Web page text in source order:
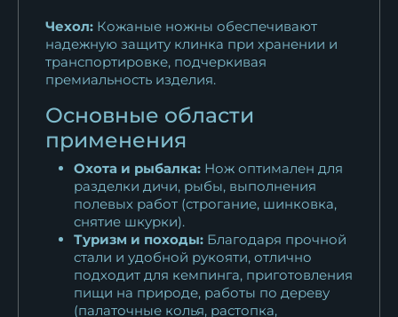
Чехол: Кожаные ножны обеспечивают
надежную защиту клинка при хранении и
транспортировке, подчеркивая
премиальность изделия.
Основные области
применения
Охота и рыбалка: Нож оптимален для
разделки дичи, рыбы, выполнения
полевых работ (строгание, шинковка,
снятие шкурки).
Туризм и походы: Благодаря прочной
стали и удобной рукояти, отлично
подходит для кемпинга, приготовления
пищи на природе, работы по дереву
(палаточные колья, растопка,